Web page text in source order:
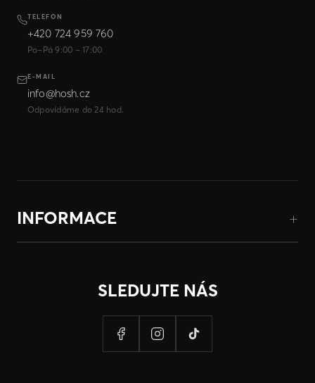
TELEFON
+420 724 959 760
Po–Pá 9:00 – 17:00
E-MAIL
info@hosh.cz
Odpovídáme do 24 hod.
INFORMACE
SLEDUJTE NÁS